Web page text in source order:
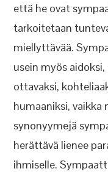
että he ovat
tarkoitetaan
miellyttävää.
usein myös
ottavaksi,
humaaniksi, vaikka
synonyymejä
herättävä lienee
ihmiselle.